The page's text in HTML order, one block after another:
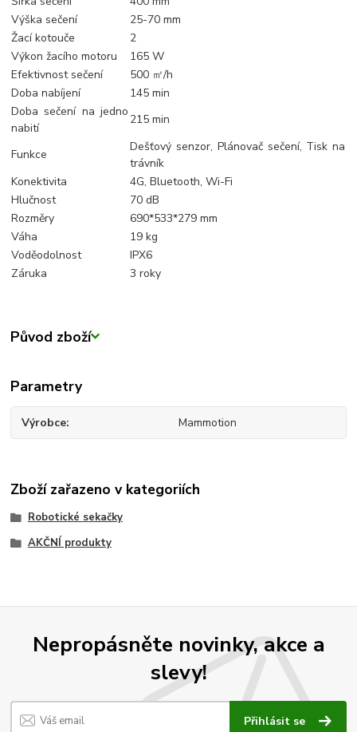
Výška sečení
25-70 mm
Žací kotouče
2
Výkon žacího motoru
165 W
Efektivnost sečení
500 ㎡/h
Doba nabíjení
145 min
Doba sečení na jedno
nabití
215 min
Funkce
Dešťový senzor, Plánovač sečení, Tisk na
trávník
Konektivita
4G, Bluetooth, Wi-Fi
Hlučnost
70 dB
Rozměry
690*533*279 mm
Váha
19 kg
Voděodolnost
IPX6
Záruka
3 roky
Původ zboží
Parametry
Výrobce Mammotion
Zboží zařazeno v kategoriích
Robotické sekačky
AKČNÍ produkty
Nepropásněte novinky, akce a
slevy!
Přihlásit se